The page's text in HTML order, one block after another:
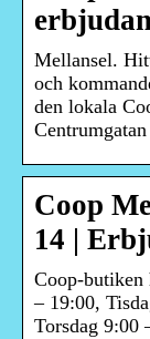
Mellansel.
och
den lokala
Coop
14 |
Coop-butiken
– 19:00,
Torsdag 9:00